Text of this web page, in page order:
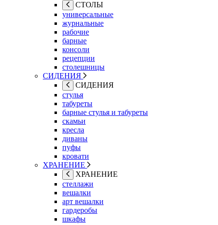
СТОЛЫ
универсальные
журнальные
рабочие
барные
консоли
рецепции
столешницы
СИДЕНИЯ
СИДЕНИЯ
стулья
табуреты
барные стулья и табуреты
скамьи
кресла
диваны
пуфы
кровати
ХРАНЕНИЕ
ХРАНЕНИЕ
стеллажи
вешалки
арт вешалки
гардеробы
шкафы